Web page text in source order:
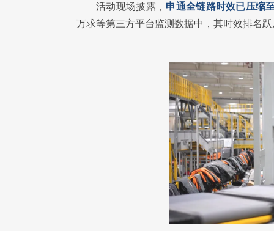
活动现场披露， 申通全链路时效已压缩
万求等第三方平台监测数据中，其时效排名